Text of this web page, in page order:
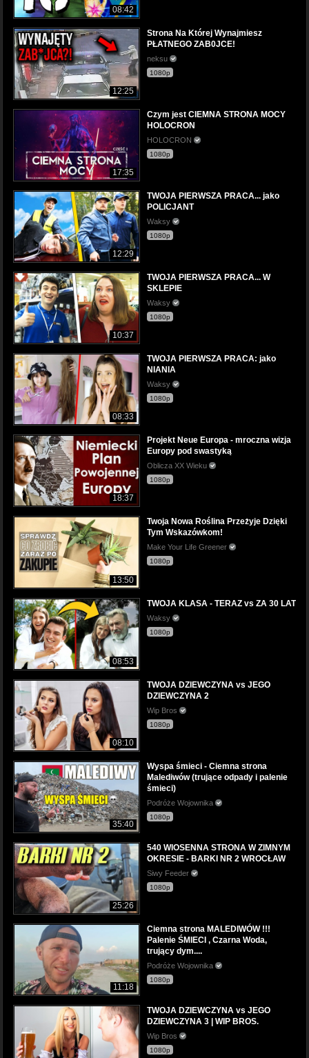
08:42
12:25
Strona Na Której Wynajmiesz
PŁATNEGO ZAB0JCE!
neksu
1080p
17:35
Czym jest CIEMNA STRONA MOCY
HOLOCRON
HOLOCRON
1080p
12:29
TWOJA PIERWSZA PRACA... jako
POLICJANT
Waksy
1080p
10:37
TWOJA PIERWSZA PRACA... W
SKLEPIE
Waksy
1080p
08:33
TWOJA PIERWSZA PRACA: jako
NIANIA
Waksy
1080p
18:37
Projekt Neue Europa - mroczna wizja
Europy pod swastyką
Oblicza XX Wieku
1080p
13:50
Twoja Nowa Roślina Przeżyje Dzięki
Tym Wskazówkom!
Make Your Life Greener
1080p
08:53
TWOJA KLASA - TERAZ vs ZA 30 LAT
Waksy
1080p
08:10
TWOJA DZIEWCZYNA vs JEGO
DZIEWCZYNA 2
Wip Bros
1080p
35:40
Wyspa śmieci - Ciemna strona
Malediwów (trujące odpady i palenie
śmieci)
Podróże Wojownika
1080p
25:26
540 WIOSENNA STRONA W ZIMNYM
OKRESIE - BARKI NR 2 WROCŁAW
Siwy Feeder
1080p
11:18
Ciemna strona MALEDIWÓW !!!
Palenie ŚMIECI , Czarna Woda,
trujący dym....
Podróże Wojownika
1080p
TWOJA DZIEWCZYNA vs JEGO
DZIEWCZYNA 3 | WIP BROS.
Wip Bros
1080p